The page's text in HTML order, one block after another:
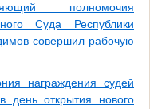
полномочия
Суда Республики
совершил рабочую
награждения судей
день открытия нового